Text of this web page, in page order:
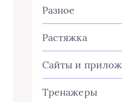
Разное
Растяжка
Сайты и
Тренажеры